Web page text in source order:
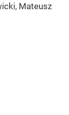
Mateusz